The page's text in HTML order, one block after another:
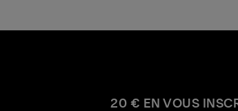
20 € EN VOUS